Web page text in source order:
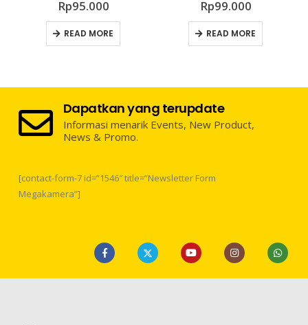
Rp95.000
READ MORE
Rp99.000
READ MORE
Dapatkan yang terupdate
Informasi menarik Events, New Product,
News & Promo.
[contact-form-7 id=”1546″ title=”Newsletter Form
Megakamera”]